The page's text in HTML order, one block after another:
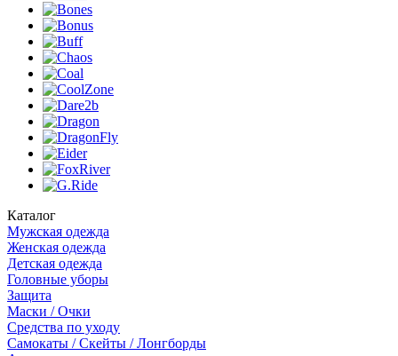
Каталог
Мужская одежда
Женская одежда
Детская одежда
Головные уборы
Защита
Маски / Очки
Средства по уходу
Самокаты / Скейты / Лонгборды